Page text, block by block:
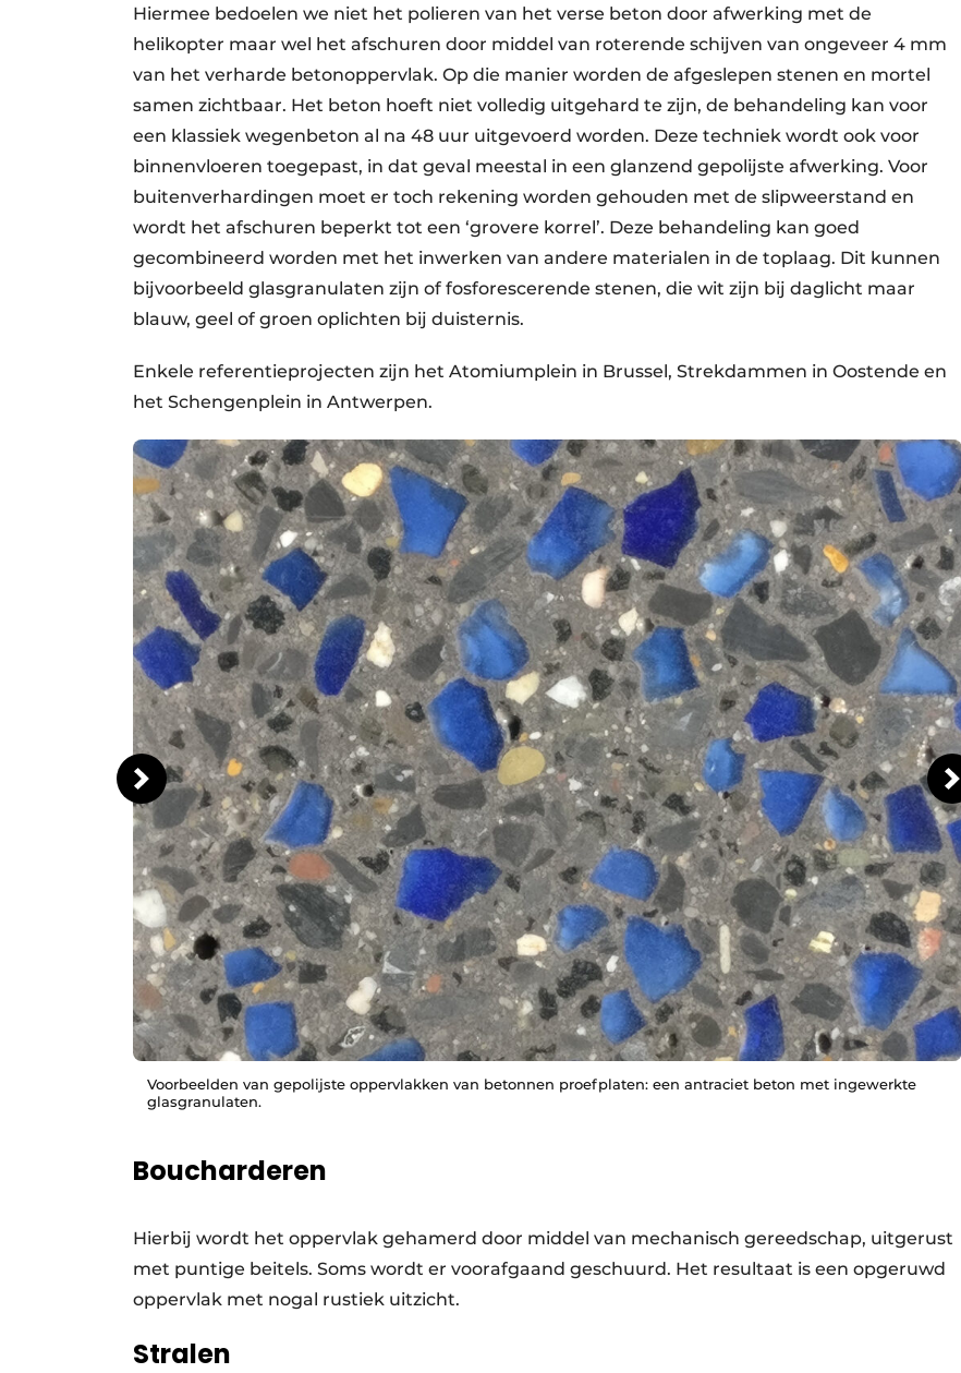
Hiermee bedoelen we niet het polieren van het verse beton door afwerking met de
helikopter maar wel het afschuren door middel van roterende schijven van ongeveer 4 mm
van het verharde betonoppervlak. Op die manier worden de afgeslepen stenen en mortel
samen zichtbaar. Het beton hoeft niet volledig uitgehard te zijn, de behandeling kan voor
een klassiek wegenbeton al na 48 uur uitgevoerd worden. Deze techniek wordt ook voor
binnenvloeren toegepast, in dat geval meestal in een glanzend gepolijste afwerking. Voor
buitenverhardingen moet er toch rekening worden gehouden met de slipweerstand en
wordt het afschuren beperkt tot een ‘grovere korrel’. Deze behandeling kan goed
gecombineerd worden met het inwerken van andere materialen in de toplaag. Dit kunnen
bijvoorbeeld glasgranulaten zijn of fosforescerende stenen, die wit zijn bij daglicht maar
blauw, geel of groen oplichten bij duisternis.
Enkele referentieprojecten zijn het Atomiumplein in Brussel, Strekdammen in Oostende en
het Schengenplein in Antwerpen.
Voorbeelden van gepolijste oppervlakken van betonnen proefplaten: een antraciet beton met ingewerkte
glasgranulaten.
Boucharderen
Hierbij wordt het oppervlak gehamerd door middel van mechanisch gereedschap, uitgerust
met puntige beitels. Soms wordt er voorafgaand geschuurd. Het resultaat is een opgeruwd
oppervlak met nogal rustiek uitzicht.
Stralen